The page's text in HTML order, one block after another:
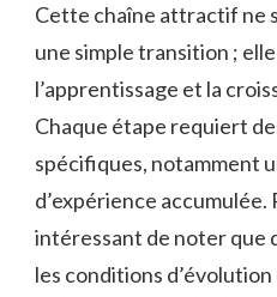
Cette chaîne attractif ne
une simple transition ;
l’apprentissage et la
Chaque étape requiert
spécifiques, notamment
d’expérience accumulée.
intéressant de noter que
les conditions